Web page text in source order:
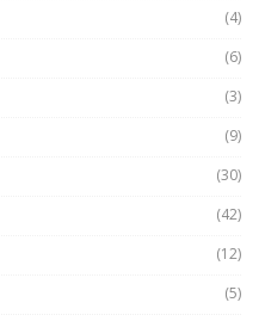
(4)
(6)
(3)
(9)
(30)
(42)
(12)
(5)